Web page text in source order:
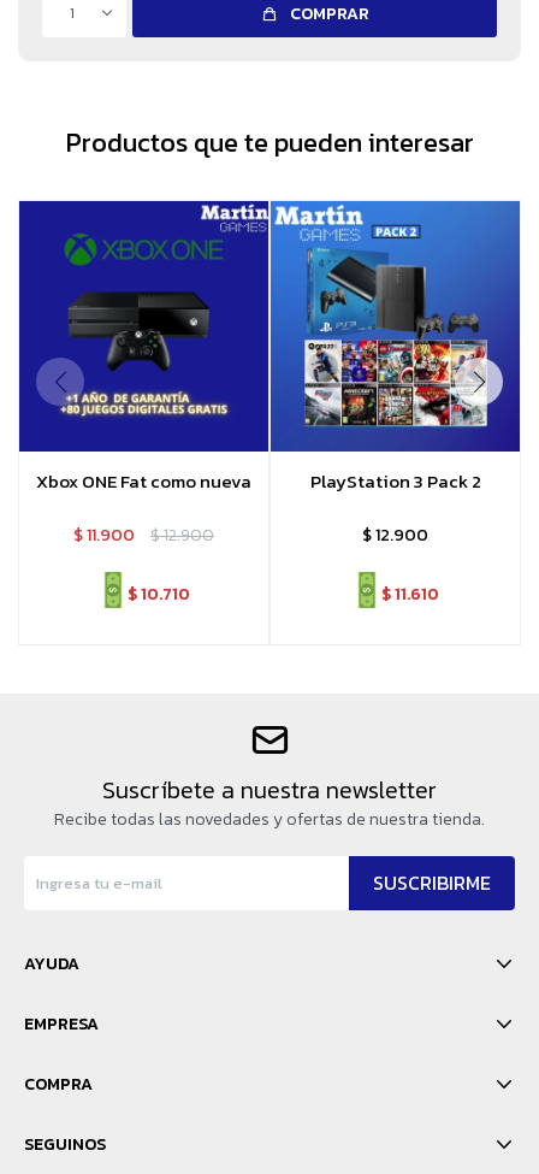
1 COMPRAR
Productos que te pueden interesar
Xbox ONE Fat como nueva
$11.900 $12.900
$10.710
PlayStation 3 Pack 2
$12.900
$11.610
Suscríbete a nuestra newsletter
Recibe todas las novedades y ofertas de nuestra tienda.
SUSCRIBIRME
AYUDA
EMPRESA
COMPRA
SEGUINOS